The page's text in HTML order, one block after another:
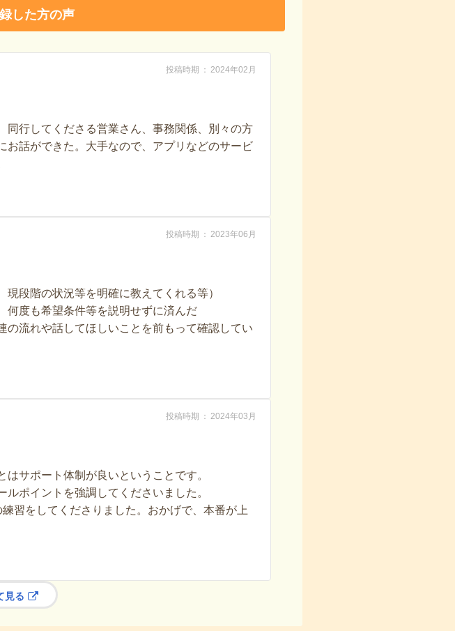
した方の声
投稿時期 2024年02月
同行してくださる営業さん、事務関係、別々の方
お話ができた。大手なので、アプリなどのサービ
投稿時期 2023年06月
段階の状況等を明確に教えてくれる等）
何度も希望条件等を説明せずに済んだ
の流れや話してほしいことを前もって確認してい
投稿時期 2024年03月
サポート体制が良いということです。
ポイントを強調してくださいました。
習をしてくださりました。おかげで、本番が上
見る